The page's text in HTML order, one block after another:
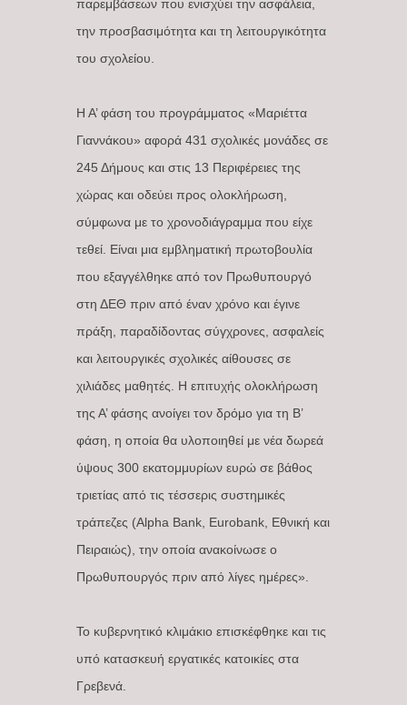
παρεμβάσεων που ενισχύει την ασφάλεια,
την προσβασιμότητα και τη λειτουργικότητα
του σχολείου.
Η Α’ φάση του προγράμματος «Μαριέττα
Γιαννάκου» αφορά 431 σχολικές μονάδες σε
245 Δήμους και στις 13 Περιφέρειες της
χώρας και οδεύει προς ολοκλήρωση,
σύμφωνα με το χρονοδιάγραμμα που είχε
τεθεί. Είναι μια εμβληματική πρωτοβουλία
που εξαγγέλθηκε από τον Πρωθυπουργό
στη ΔΕΘ πριν από έναν χρόνο και έγινε
πράξη, παραδίδοντας σύγχρονες, ασφαλείς
και λειτουργικές σχολικές αίθουσες σε
χιλιάδες μαθητές. Η επιτυχής ολοκλήρωση
της Α’ φάσης ανοίγει τον δρόμο για τη Β’
φάση, η οποία θα υλοποιηθεί με νέα δωρεά
ύψους 300 εκατομμυρίων ευρώ σε βάθος
τριετίας από τις τέσσερις συστημικές
τράπεζες (Alpha Bank, Eurobank, Εθνική και
Πειραιώς), την οποία ανακοίνωσε ο
Πρωθυπουργός πριν από λίγες ημέρες».
Το κυβερνητικό κλιμάκιο επισκέφθηκε και τις
υπό κατασκευή εργατικές κατοικίες στα
Γρεβενά.